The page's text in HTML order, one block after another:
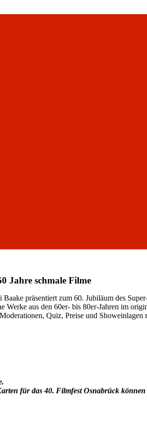
Jahre schmale Filme
präsentiert zum 60. Jubiläum des
Werke aus den 60er- bis 80er-Jahren im
Quiz, Preise und Showeinlagen
für das 40. Filmfest Osnabrück